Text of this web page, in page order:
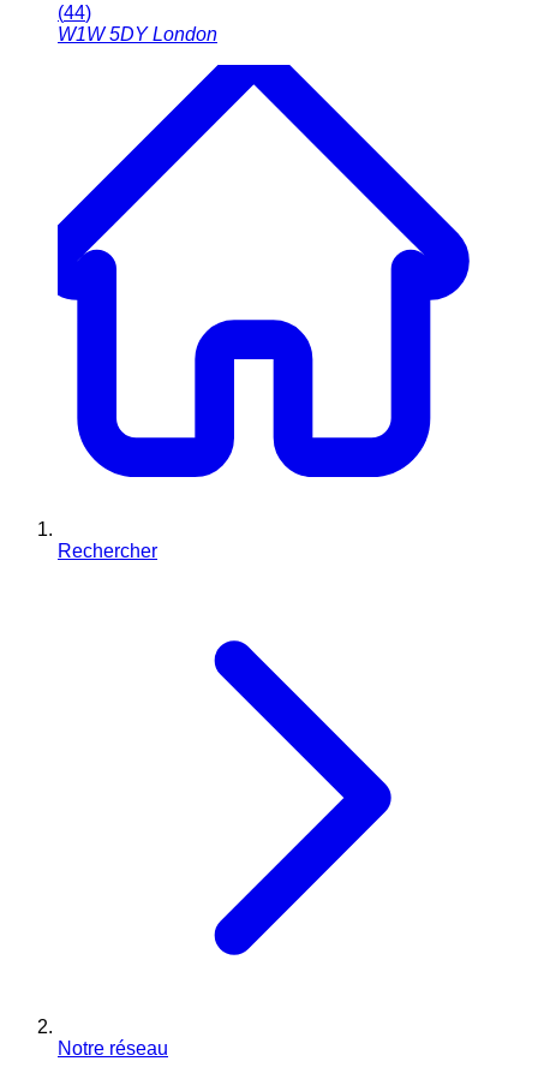
(44)
W1W 5DY London
Rechercher
Notre réseau